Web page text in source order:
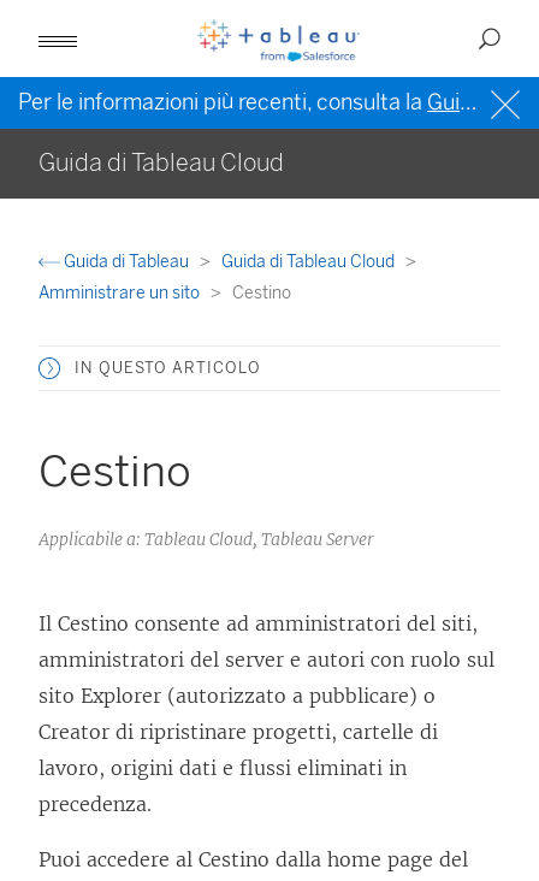
Per le informazioni più recenti, consulta la Guida di Tableau in inglese (Stati Uniti)
Guida di Tableau Cloud
Guida di Tableau
Guida di Tableau Cloud
Amministrare un sito
Cestino
IN QUESTO ARTICOLO
Cestino
Applicabile a: Tableau Cloud, Tableau Server
Il Cestino consente ad amministratori del siti,
amministratori del server e autori con ruolo sul
sito Explorer (autorizzato a pubblicare) o
Creator di ripristinare progetti, cartelle di
lavoro, origini dati e flussi eliminati in
precedenza.
Puoi accedere al Cestino dalla home page del